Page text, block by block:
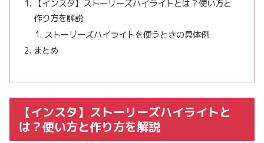
【インスタ】ストーリーズハイライトとは？使い方と
作り方を解説
ストーリーズハイライトを使うときの具体例
まとめ
【インスタ】ストーリーズハイライトと
は？使い方と作り方を解説